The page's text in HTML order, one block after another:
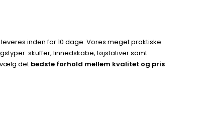
inden for 10 dage. Vores meget praktiske
skuffer, linnedskabe, tøjstativer samt
vælg det bedste forhold mellem kvalitet og pris